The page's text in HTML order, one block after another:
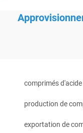
comprimés
production de
exportation de